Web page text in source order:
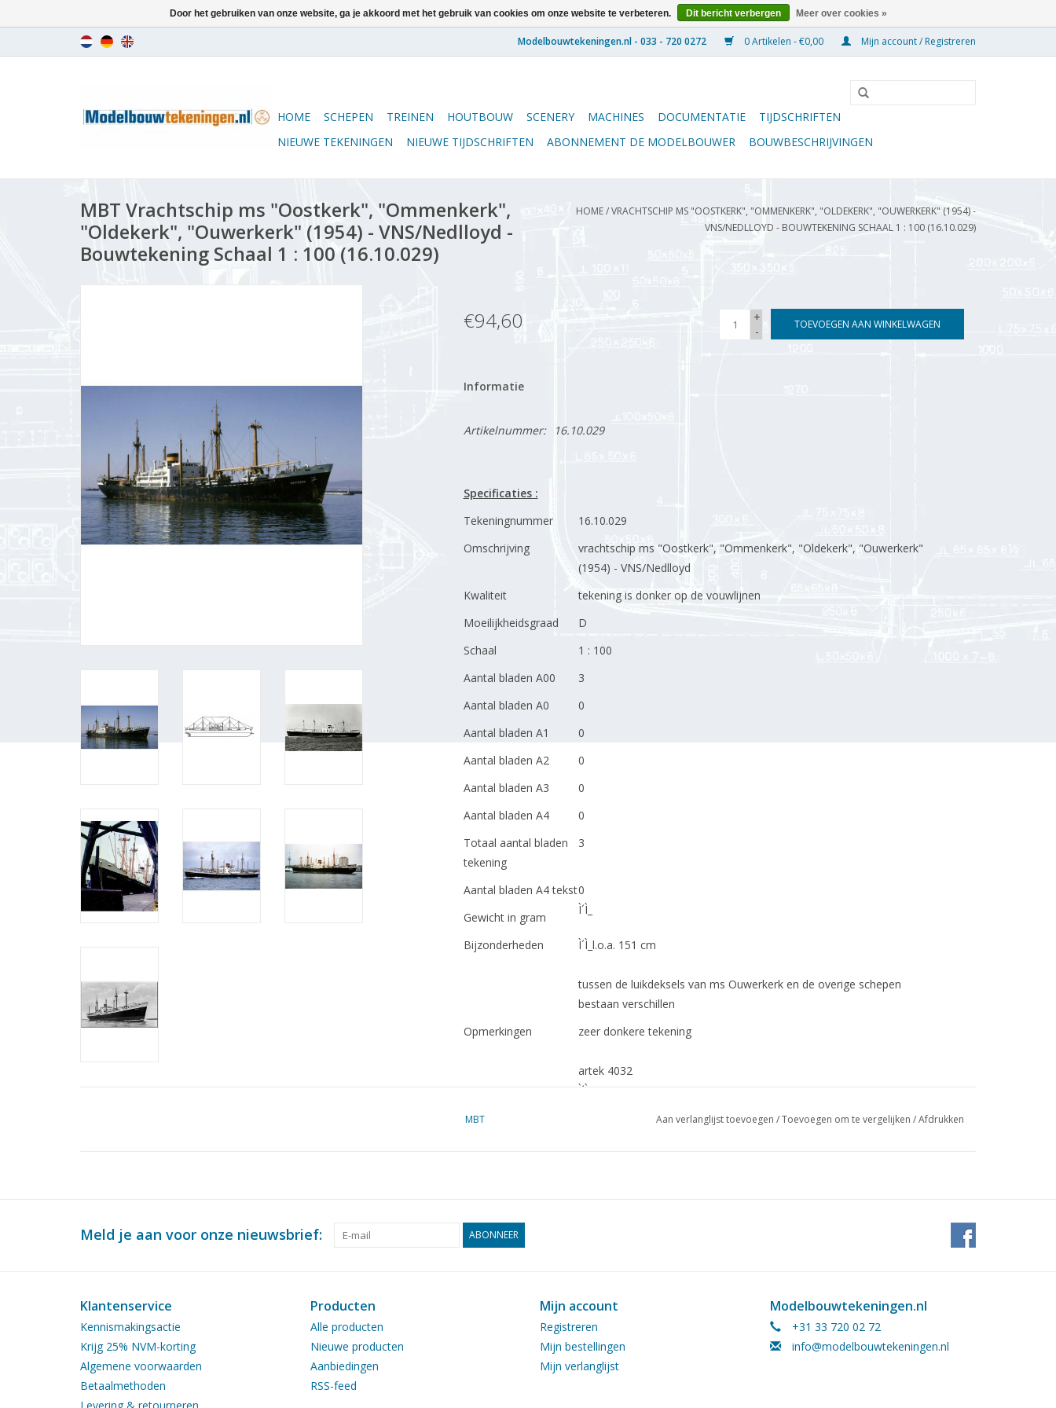
0 Artikelen - €0,00 Mijn account / Registreren
HOME SCHEPEN TREINEN HOUTBOUW SCENERY MACHINES DOCUMENTATIE
TIJDSCHRIFTEN
NIEUWE TEKENINGEN
NIEUWE TIJDSCHRIFTEN ABONNEMENT DE MODELBOUWER BOUWBESCHRIJVINGEN
MBT Vrachtschip ms "Oostkerk", "Ommenkerk",
"Oldekerk", "Ouwerkerk" (1954) - VNS/Nedlloyd -
Bouwtekening Schaal 1 : 100 (16.10.029)
HOME/VRACHTSCHIP MS "OOSTKERK", "OMMENKERK", "OLDEKERK", "OUWERKERK" (1954) -
VNS/NEDLLOYD - BOUWTEKENING SCHAAL 1 : 100 (16.10.029)
€94,60
+
-
TOEVOEGEN AAN WINKELWAGEN
Informatie
Artikelnummer: 16.10.029
Specificaties :
Tekeningnummer
16.10.029
Omschrijving
vrachtschip ms "Oostkerk", "Ommenkerk", "Oldekerk", "Ouwerkerk"
(1954) - VNS/Nedlloyd
Kwaliteit
tekening is donker op de vouwlijnen
Moeilijkheidsgraad
D
Schaal
1 : 100
Aantal bladen A00
3
Aantal bladen A0
0
Aantal bladen A1
0
Aantal bladen A2
0
Aantal bladen A3
0
Aantal bladen A4
0
Totaal aantal bladen
tekening
3
Aantal bladen A4 tekst0
Gewicht in gram
Ì´Ì_
Bijzonderheden Ì´Ì_l.o.a. 151 cm
tussen de luikdeksels van ms Ouwerkerk en de overige schepen
bestaan verschillen
Opmerkingen
zeer donkere tekening
artek 4032
Ì´Ì_
MBT Aan verlanglijst toevoegen /Toevoegen om te vergelijken /Afdrukken
Meld je aan voor onze nieuwsbrief: ABONNEER
Klantenservice
Kennismakingsactie
Krijg 25% NVM-korting
Algemene voorwaarden
Betaalmethoden
Producten
Alle producten
Nieuwe producten
Aanbiedingen
RSS-feed
Mijn account
Registreren
Mijn bestellingen
Mijn verlanglijst
Modelbouwtekeningen.nl
+31 33 720 02 72
info@modelbouwtekeningen.nl
Door het gebruiken van onze website, ga je akkoord met het gebruik van cookies om onze website te verbeteren. Dit bericht verbergen Meer over cookies »